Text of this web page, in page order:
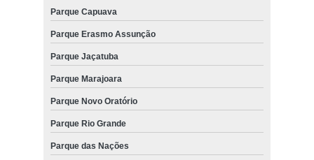
Parque Capuava
Parque Erasmo Assunção
Parque Jaçatuba
Parque Marajoara
Parque Novo Oratório
Parque Rio Grande
Parque das Nações